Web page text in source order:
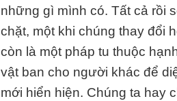
những gì mình có. Tất cả rồi
chặt, một khi chúng thay đổi
còn là một pháp tu thuộc
vật ban cho người khác để
mới hiển hiện. Chúng ta hay